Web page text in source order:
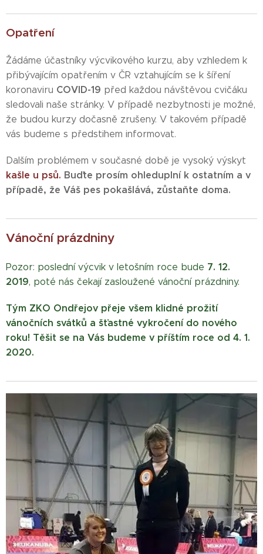
Opatření
Žádáme účastníky výcvikového kurzu, aby vzhledem k
přibývajícím opatřením v ČR vztahujícím se k šíření
koronaviru COVID-19 před každou návštěvou cvičáku
sledovali naše stránky. V případě nezbytnosti je možné,
že budou kurzy dočasně zrušeny. V takovém případě
vás budeme s předstihem informovat.
Dalším problémem v současné době je vysoký výskyt
kašle u psů. Buďte prosím ohleduplní k ostatním a v
případě, že Váš pes pokašlává, zůstaňte doma.
Vánoční prázdniny
Pozor: poslední výcvik v letošním roce bude 7. 12.
2019, poté nás čekají zasloužené vánoční prázdniny.
Tým ZKO Ondřejov přeje všem klidné prožití
vánočních svátků a šťastné vykročení do nového
roku! Těšit se na Vás budeme v příštím roce od 4. 1.
2020.